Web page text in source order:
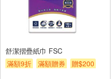
舒潔摺疊紙巾 FSC
滿額9折
滿額贈券 贈$200